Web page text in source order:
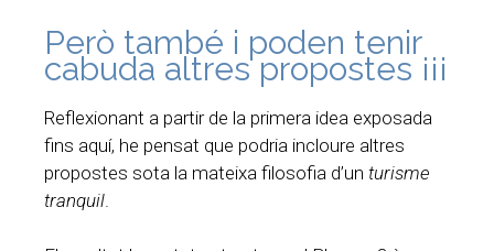
Però també i poden tenir
cabuda altres propostes ¡¡¡
Reflexionant a partir de la primera idea exposada
fins aquí, he pensat que podria incloure altres
propostes sota la mateixa filosofia d’un turisme
tranquil